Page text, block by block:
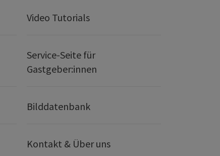
Video Tutorials
Service-Seite für
Gastgeber:innen
Bilddatenbank
Kontakt & Über uns